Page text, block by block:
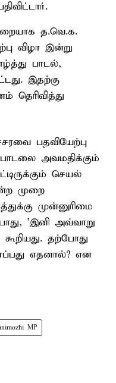
த.வெ.க.
விழா இன்று
பாடல்,
இதற்கு
தெரிவித்து
பதவியேற்பு
அவமதிக்கும்
செயல்
முறை
முன்னுரிமை
'இனி அவ்வாறு
தற்போது
எதனால்? என
MP